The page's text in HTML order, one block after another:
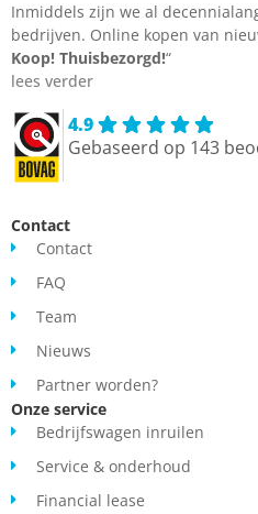
Inmiddels zijn we al
bedrijven. Online kopen van
Koop! Thuisbezorgd!“
lees verder
4.9
Gebaseerd op 143
Contact
Contact
FAQ
Team
Nieuws
Partner worden?
Onze service
Bedrijfswagen inruilen
Service & onderhoud
Financial lease